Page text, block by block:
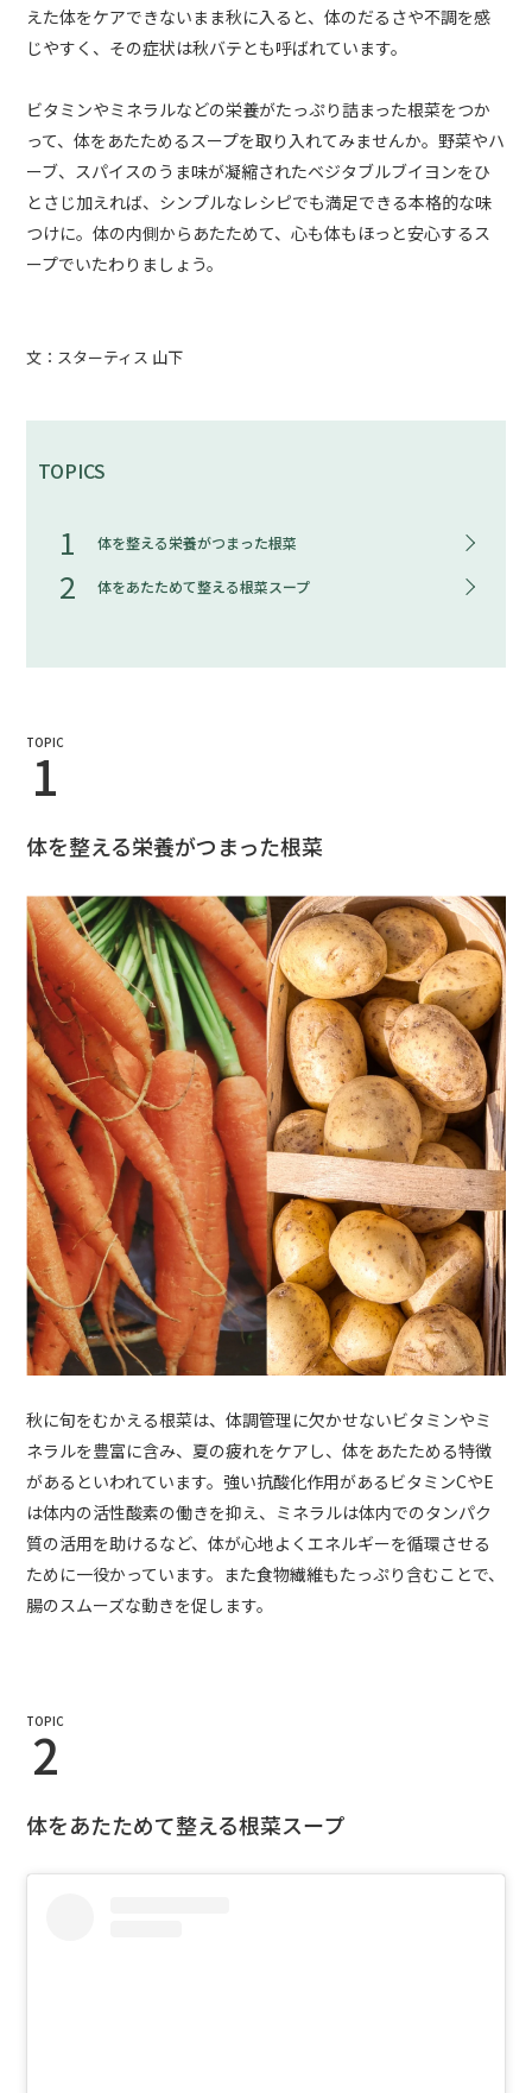
えた体をケアできないまま秋に入ると、体のだるさや不調を感
じやすく、その症状は秋バテとも呼ばれています。
ビタミンやミネラルなどの栄養がたっぷり詰まった根菜をつか
って、体をあたためるスープを取り入れてみませんか。野菜やハ
ーブ、スパイスのうま味が凝縮されたベジタブルブイヨンをひ
とさじ加えれば、シンプルなレシピでも満足できる本格的な味
つけに。体の内側からあたためて、心も体もほっと安心するス
ープでいたわりましょう。
文：スターティス 山下
TOPICS
1 体を整える栄養がつまった根菜
2 体をあたためて整える根菜スープ
TOPIC
1
体を整える栄養がつまった根菜
秋に旬をむかえる根菜は、体調管理に欠かせないビタミンやミ
ネラルを豊富に含み、夏の疲れをケアし、体をあたためる特徴
があるといわれています。強い抗酸化作用があるビタミンCやE
は体内の活性酸素の働きを抑え、ミネラルは体内でのタンパク
質の活用を助けるなど、体が心地よくエネルギーを循環させる
ために一役かっています。また食物繊維もたっぷり含むことで、
腸のスムーズな動きを促します。
TOPIC
2
体をあたためて整える根菜スープ